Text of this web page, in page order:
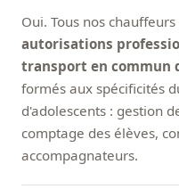
Oui. Tous nos
autorisations
transport en commun
formés aux spécificités
d'adolescents : gestion
comptage des élèves,
accompagnateurs.